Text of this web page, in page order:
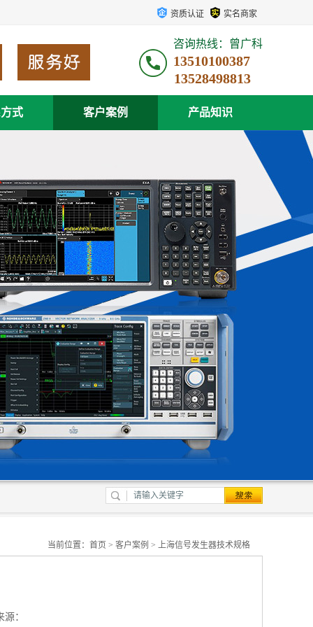
资质认证 实名商家
咨询热线：曾广科
13510100387
式 客户案例 产品知识
当前位置： 首页 > 客户案例 > 上海信号发生器技术规格
源：